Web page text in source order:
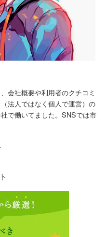
会社概要や利用者のクチコミ
法人ではなく個人で運営）の
で働いてました。SNSでは市